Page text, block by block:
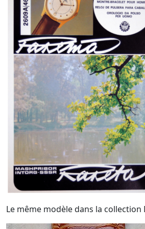
Le même modèle dans la collection